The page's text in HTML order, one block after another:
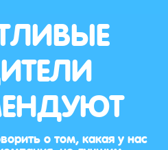
о том, какая у нас